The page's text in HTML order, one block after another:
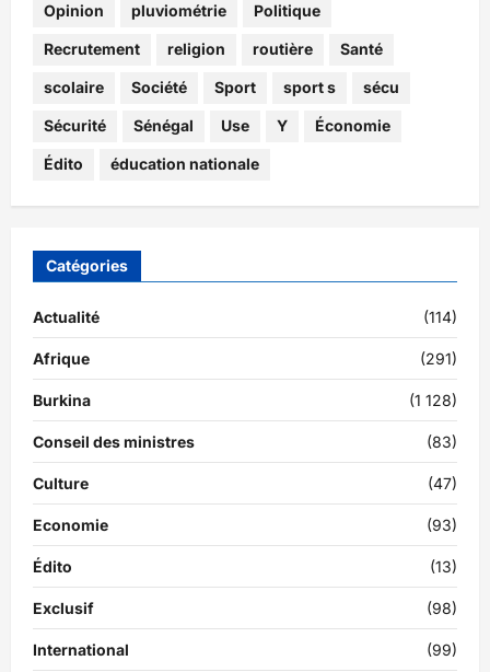
Opinion pluviométrie Politique
Recrutement religion routière Santé
scolaire Société Sport sport s sécu
Sécurité Sénégal Use Y Économie
Édito éducation nationale
Catégories
Actualité (114)
Afrique (291)
Burkina (1 128)
Conseil des ministres (83)
Culture (47)
Economie (93)
Édito (13)
Exclusif (98)
International (99)